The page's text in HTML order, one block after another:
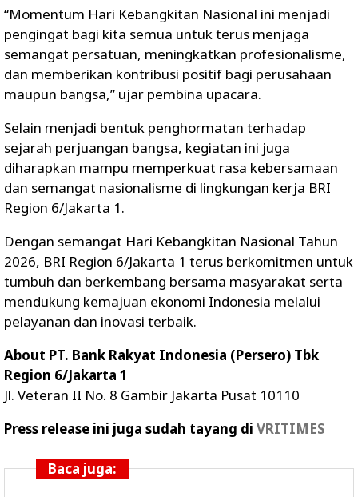
“Momentum Hari Kebangkitan Nasional ini menjadi
pengingat bagi kita semua untuk terus menjaga
semangat persatuan, meningkatkan profesionalisme,
dan memberikan kontribusi positif bagi perusahaan
maupun bangsa,” ujar pembina upacara.
Selain menjadi bentuk penghormatan terhadap
sejarah perjuangan bangsa, kegiatan ini juga
diharapkan mampu memperkuat rasa kebersamaan
dan semangat nasionalisme di lingkungan kerja BRI
Region 6/Jakarta 1.
Dengan semangat Hari Kebangkitan Nasional Tahun
2026, BRI Region 6/Jakarta 1 terus berkomitmen untuk
tumbuh dan berkembang bersama masyarakat serta
mendukung kemajuan ekonomi Indonesia melalui
pelayanan dan inovasi terbaik.
About PT. Bank Rakyat Indonesia (Persero) Tbk
Region 6/Jakarta 1
Jl. Veteran II No. 8 Gambir Jakarta Pusat 10110
Press release ini juga sudah tayang di VRITIMES
Baca juga: